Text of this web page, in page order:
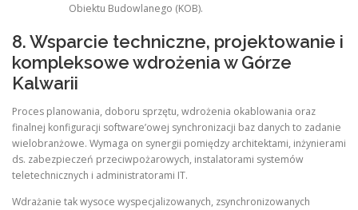
Obiektu Budowlanego (KOB).
8. Wsparcie techniczne, projektowanie i
kompleksowe wdrożenia w Górze
Kalwarii
Proces planowania, doboru sprzętu, wdrożenia okablowania oraz
finalnej konfiguracji software’owej synchronizacji baz danych to zadanie
wielobranżowe. Wymaga on synergii pomiędzy architektami, inżynierami
ds. zabezpieczeń przeciwpożarowych, instalatorami systemów
teletechnicznych i administratorami IT.
Wdrażanie tak wysoce wyspecjalizowanych, zsynchronizowanych